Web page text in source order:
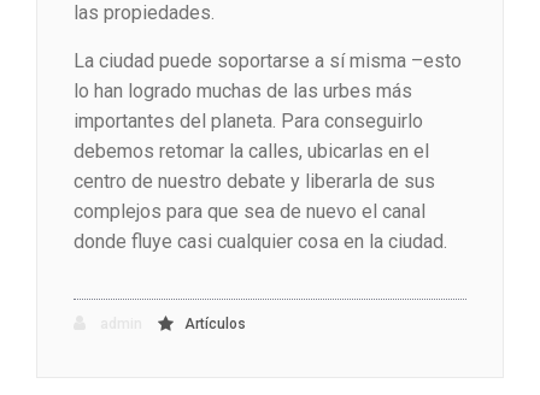
las propiedades.
La ciudad puede soportarse a sí misma –esto
lo han logrado muchas de las urbes más
importantes del planeta. Para conseguirlo
debemos retomar la calles, ubicarlas en el
centro de nuestro debate y liberarla de sus
complejos para que sea de nuevo el canal
donde fluye casi cualquier cosa en la ciudad.
Artículos